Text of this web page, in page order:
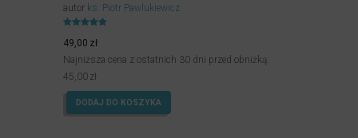
autor ks. Piotr Pawlukiewicz
4.99
na 5.
49,00 zł
Najniższa cena z ostatnich 30 dni przed obniżką:
45,00 zł
DODAJ DO KOSZYKA